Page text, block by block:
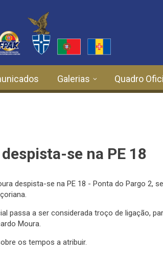
Galerias Quadro
se na PE 18
despista-se na PE 18 - Ponta do Pargo 2,
passa a ser considerada troço de ligação, p
Moura.
os tempos a atribuir.